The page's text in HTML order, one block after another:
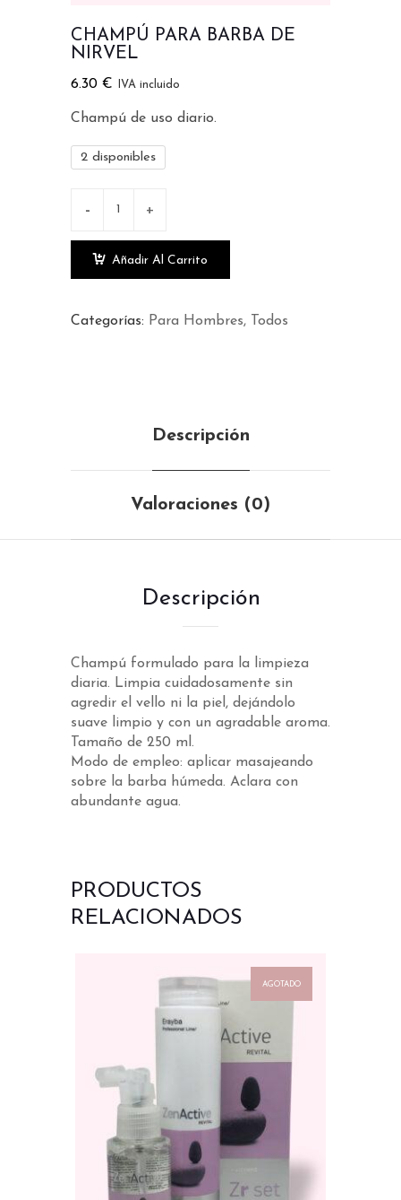
CHAMPÚ PARA BARBA DE
NIRVEL
6.30 € IVA incluido
Champú de uso diario.
2 disponibles
Añadir Al Carrito
Categorías: Para Hombres Todos
Descripción
Valoraciones (0)
Descripción
Champú formulado para la limpieza
diaria. Limpia cuidadosamente sin
agredir el vello ni la piel, dejándolo
suave limpio y con un agradable aroma.
Tamaño de 250 ml.
Modo de empleo: aplicar masajeando
sobre la barba húmeda. Aclara con
abundante agua.
PRODUCTOS
RELACIONADOS
AGOTADO